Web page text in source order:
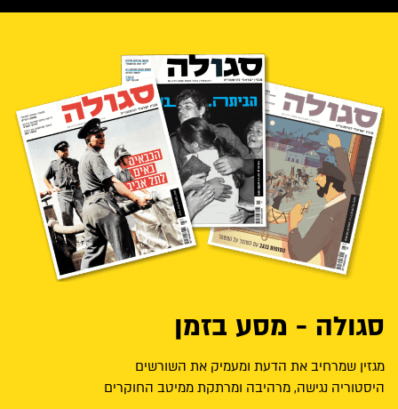
סגולה - מסע בזמן
מגזין שמרחיב את הדעת ומעמיק את השורשים
היסטוריה נגישה, מרהיבה ומרתקת ממיטב החוקרים